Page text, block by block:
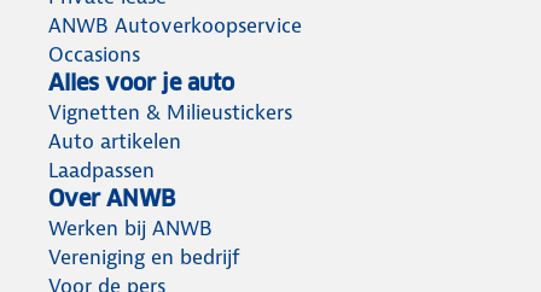
ANWB Autoverkoopservice
Occasions
Alles voor je auto
Vignetten & Milieustickers
Auto artikelen
Laadpassen
Over ANWB
Werken bij ANWB
Vereniging en bedrijf
Voor de pers